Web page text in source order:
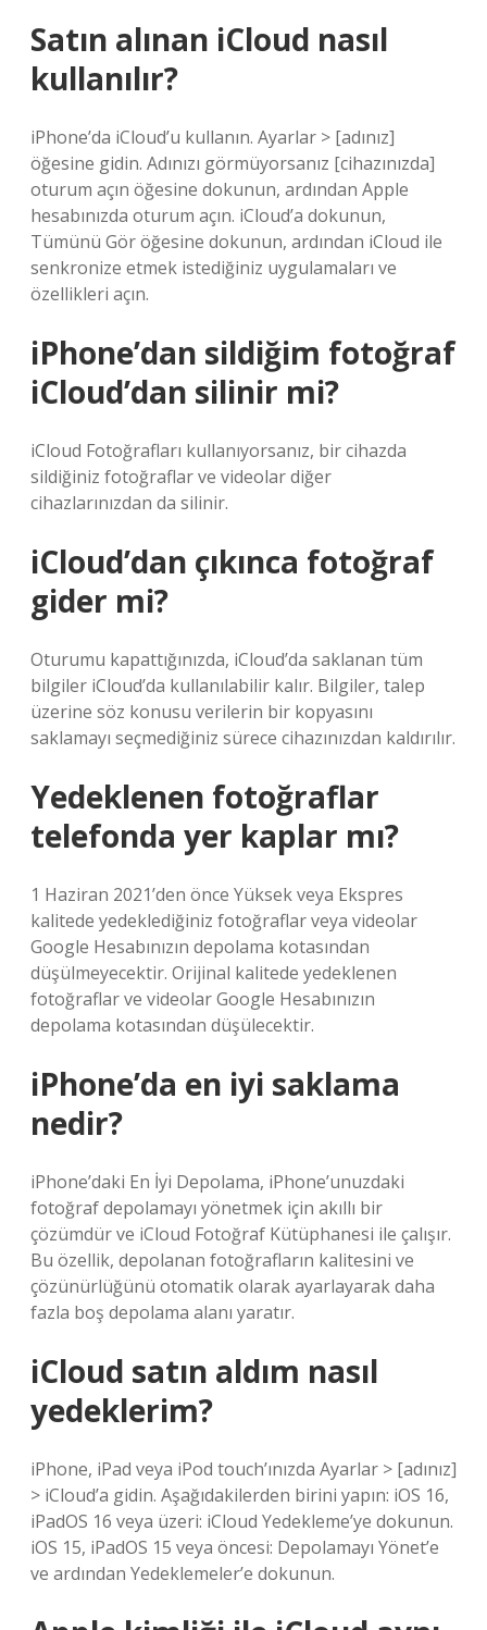
Satın alınan iCloud nasıl
kullanılır?
iPhone’da iCloud’u kullanın. Ayarlar > [adınız]
öğesine gidin. Adınızı görmüyorsanız [cihazınızda]
oturum açın öğesine dokunun, ardından Apple
hesabınızda oturum açın. iCloud’a dokunun,
Tümünü Gör öğesine dokunun, ardından iCloud ile
senkronize etmek istediğiniz uygulamaları ve
özellikleri açın.
iPhone’dan sildiğim fotoğraf
iCloud’dan silinir mi?
iCloud Fotoğrafları kullanıyorsanız, bir cihazda
sildiğiniz fotoğraflar ve videolar diğer
cihazlarınızdan da silinir.
iCloud’dan çıkınca fotoğraf
gider mi?
Oturumu kapattığınızda, iCloud’da saklanan tüm
bilgiler iCloud’da kullanılabilir kalır. Bilgiler, talep
üzerine söz konusu verilerin bir kopyasını
saklamayı seçmediğiniz sürece cihazınızdan kaldırılır.
Yedeklenen fotoğraflar
telefonda yer kaplar mı?
1 Haziran 2021’den önce Yüksek veya Ekspres
kalitede yedeklediğiniz fotoğraflar veya videolar
Google Hesabınızın depolama kotasından
düşülmeyecektir. Orijinal kalitede yedeklenen
fotoğraflar ve videolar Google Hesabınızın
depolama kotasından düşülecektir.
iPhone’da en iyi saklama
nedir?
iPhone’daki En İyi Depolama, iPhone’unuzdaki
fotoğraf depolamayı yönetmek için akıllı bir
çözümdür ve iCloud Fotoğraf Kütüphanesi ile çalışır.
Bu özellik, depolanan fotoğrafların kalitesini ve
çözünürlüğünü otomatik olarak ayarlayarak daha
fazla boş depolama alanı yaratır.
iCloud satın aldım nasıl
yedeklerim?
iPhone, iPad veya iPod touch’ınızda Ayarlar > [adınız]
> iCloud’a gidin. Aşağıdakilerden birini yapın: iOS 16,
iPadOS 16 veya üzeri: iCloud Yedekleme’ye dokunun.
iOS 15, iPadOS 15 veya öncesi: Depolamayı Yönet’e
ve ardından Yedeklemeler’e dokunun.